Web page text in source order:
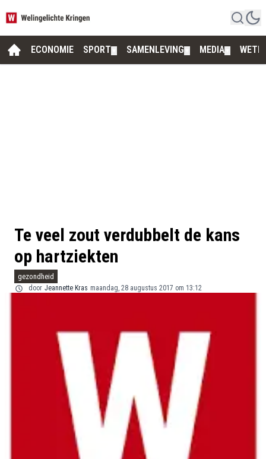
ECONOMIE SPORT SAMENLEVING MEDIA
Te veel zout verdubbelt de kans
op hartziekten
gezondheid
door Jeannette Kras maandag, 28 augustus 2017 om 13:12